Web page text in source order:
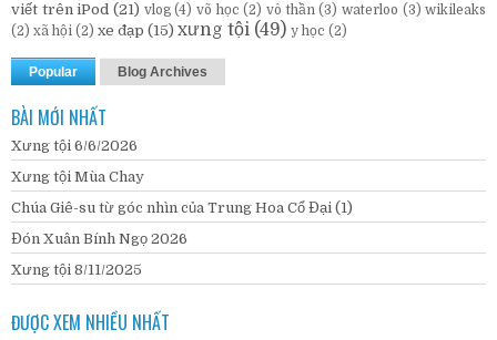
viết trên iPod (21) vlog (4) võ học (2) vô thần (3) waterloo (3) wikileaks
(2) xã hội (2) xe đạp (15) xưng tội (49) y học (2)
Popular Blog Archives
BÀI MỚI NHẤT
Xưng tội 6/6/2026
Xưng tội Mùa Chay
Chúa Giê-su từ góc nhìn của Trung Hoa Cổ Đại (1)
Đón Xuân Bính Ngọ 2026
Xưng tội 8/11/2025
ĐƯỢC XEM NHIỀU NHẤT